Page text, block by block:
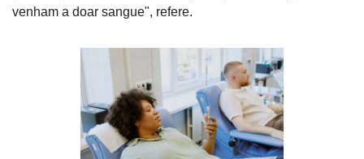
venham a doar sangue", refere.